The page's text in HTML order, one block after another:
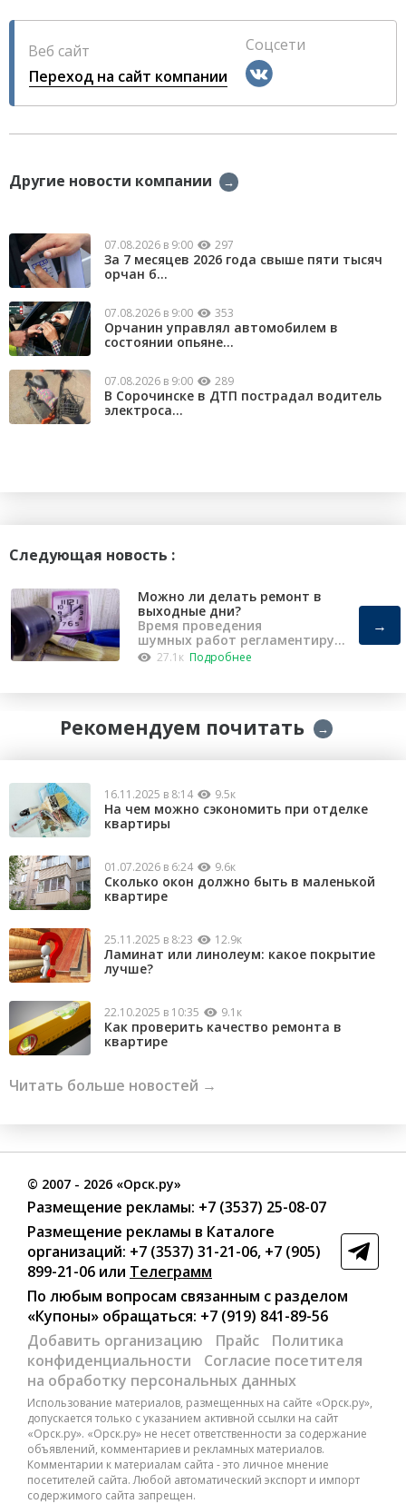
Веб сайт
Переход на сайт компании
Соцсети
Другие новости компании →
07.08.2026 в 9:00 297
За 7 месяцев 2026 года свыше пяти тысяч
орчан б...
07.08.2026 в 9:00 353
Орчанин управлял автомобилем в
состоянии опьяне...
07.08.2026 в 9:00 289
В Сорочинске в ДТП пострадал водитель
электроса...
Следующая новость :
Можно ли делать ремонт в
выходные дни?
Время проведения
шумных работ регламентирует
«Закон о тишине».
27.1к Подробнее
→
Рекомендуем почитать →
16.11.2025 в 8:14 9.5к
На чем можно сэкономить при отделке
квартиры
01.07.2026 в 6:24 9.6к
Сколько окон должно быть в маленькой
квартире
25.11.2025 в 8:23 12.9к
Ламинат или линолеум: какое покрытие
лучше?
22.10.2025 в 10:35 9.1к
Как проверить качество ремонта в
квартире
Читать больше новостей →
© 2007 - 2026 «Орск.ру»
Размещение рекламы: +7 (3537) 25-08-07
Размещение рекламы в Каталоге
организаций: +7 (3537) 31-21-06, +7 (905)
899-21-06 или Телеграмм
По любым вопросам связанным с разделом
«Купоны» обращаться: +7 (919) 841-89-56
Добавить организацию
Прайс
Политика
конфиденциальности
Согласие посетителя
на обработку персональных данных
Использование материалов, размещенных на сайте «Орск.ру»,
допускается только с указанием активной ссылки на сайт
«Орск.ру». «Орск.ру» не несет ответственности за содержание
объявлений, комментариев и рекламных материалов.
Комментарии к материалам сайта - это личное мнение
посетителей сайта. Любой автоматический экспорт и импорт
содержимого сайта запрещен.